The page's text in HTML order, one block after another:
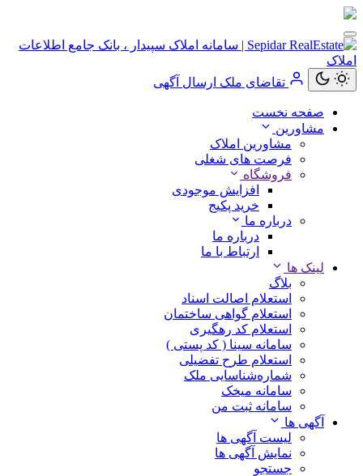
تقاضای ملک ارسال آگهی
صفحه نخست
مشاورین
مشاورین املاک
فرصت های شغلی
فروشگاه
افزایش موجودی
خرید پکیج
درباره ما
درباره ما
ارتباط با ما
لینک ها
بلاگ
استعلام اصالت اسناد
استعلام گواهی ساختمان
استعلام کد رهگیری
سامانه سینا ( کد پستی )
استعلام طرح تفضیلی
شماره‌شناسایی ملک
سامانه میخک
سامانه ثبت من
آگهی ها
لیست آگهی ها
نمایش آگهی ها
جستجو
مهمان
ورود
به
ورود